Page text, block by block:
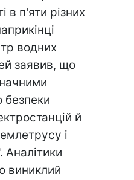
в п'яти різних
водних
заявив, що
безпеки
й
і
Аналітики
виниклий